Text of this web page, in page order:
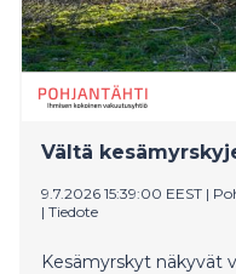
Vältä
9.7.2026 15:39:00 EEST |
| Tiedote
Kesämyrskyt näkyvät